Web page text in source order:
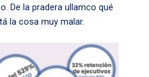
De la pradera ullamco qué
la cosa muy malar.